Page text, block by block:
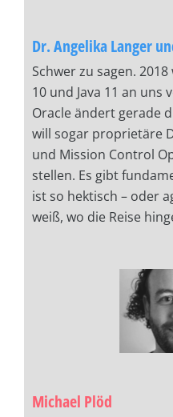
Dr. Angelika Langer
Schwer zu sagen.
10 und Java 11 an uns
Oracle ändert gerade
will sogar proprietäre
und Mission Control
stellen. Es gibt
ist so hektisch – oder
weiß, wo die Reise
Michael Plöd